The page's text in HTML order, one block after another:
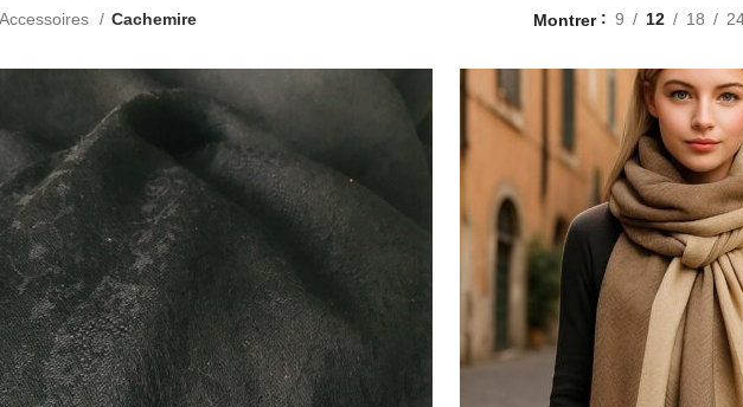
Cachemire Montrer 9 12 18